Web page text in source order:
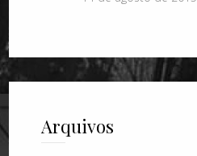
Arquivos